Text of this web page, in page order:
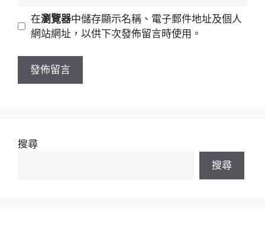
址
站
址
在瀏覽器中儲存顯示名稱、電子郵件地址及個人
網站網址，以供下次發佈留言時使用。
搜尋
搜尋